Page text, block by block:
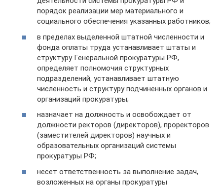
порядок реализации мер материального и
социального обеспечения указанных работников;
в пределах выделенной штатной численности и
фонда оплаты труда устанавливает штаты и
структуру Генеральной прокуратуры РФ,
определяет полномочия структурных
подразделений, устанавливает штатную
численность и структуру подчиненных органов и
организаций прокуратуры;
назначает на должность и освобождает от
должности ректоров (директоров), проректоров
(заместителей директоров) научных и
образовательных организаций системы
прокуратуры РФ;
несет ответственность за выполнение задач,
возложенных на органы прокуратуры